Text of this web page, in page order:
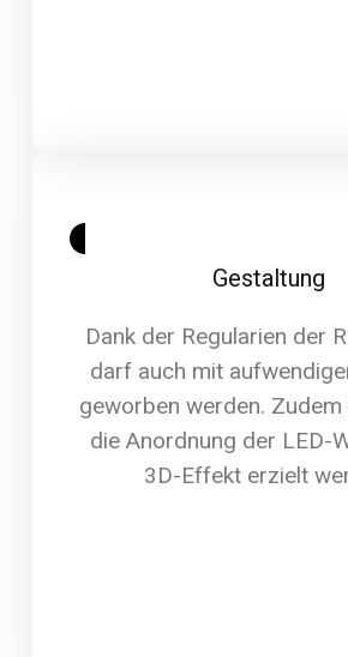
Gestaltung
Dank der Regularien der
darf auch mit
geworben werden. Zudem
die Anordnung der LED-
3D-Effekt erzielt